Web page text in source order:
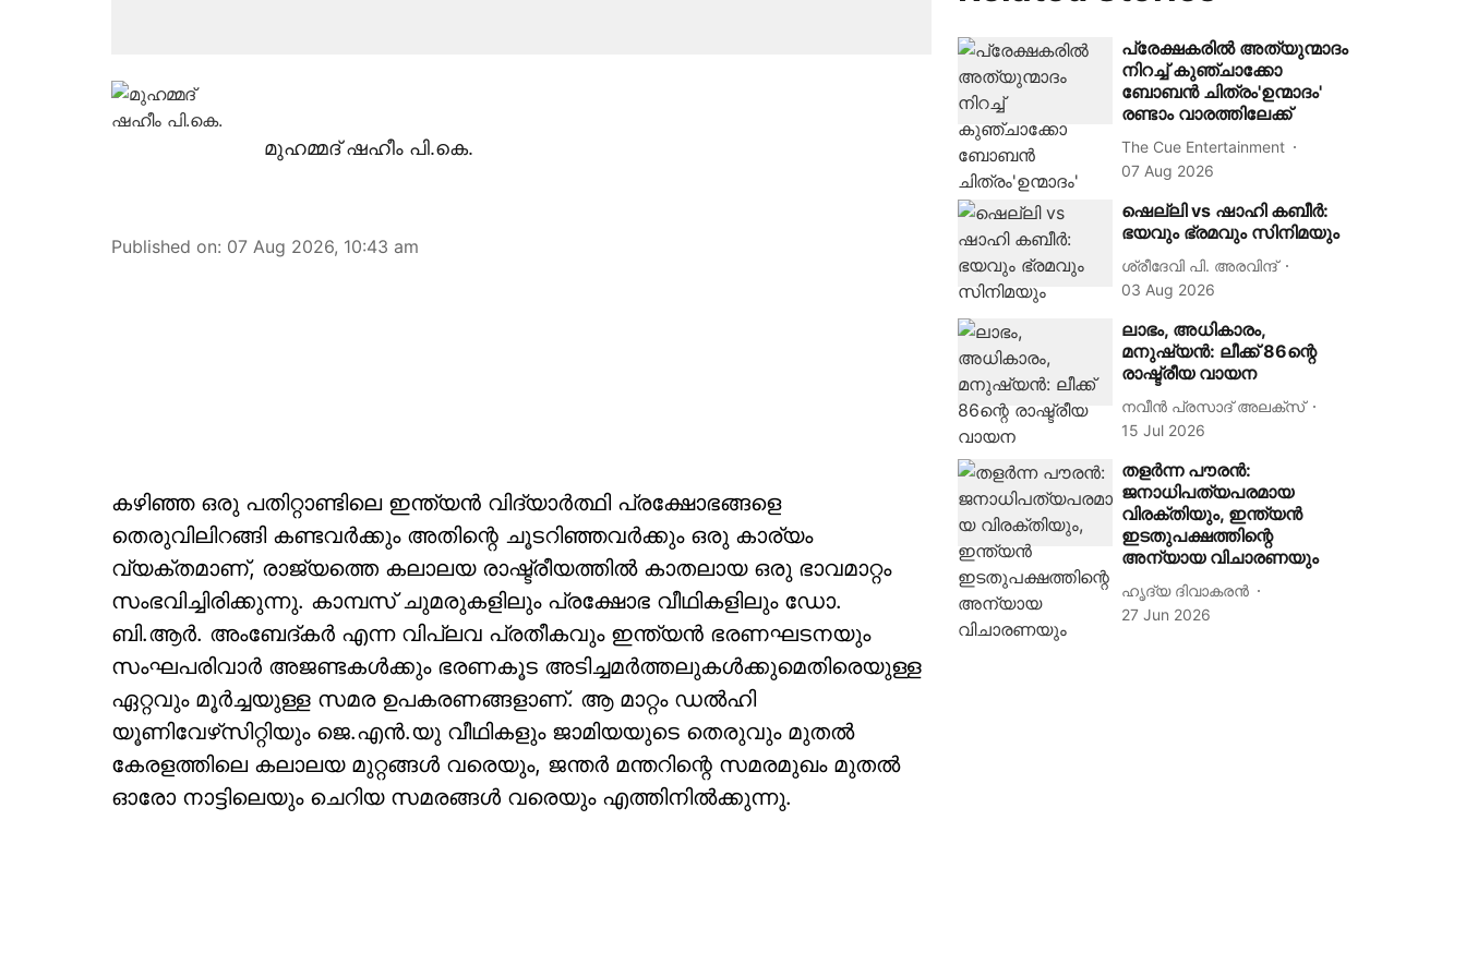
മുഹമ്മദ് ഷഹീം പി.കെ.
Published on: 07 Aug 2026, 10:43 am
കഴിഞ്ഞ ഒരു പതിറ്റാണ്ടിലെ ഇന്ത്യൻ വിദ്യാർത്ഥി പ്രക്ഷോഭങ്ങളെ
തെരുവിലിറങ്ങി കണ്ടവർക്കും അതിന്റെ ചൂടറിഞ്ഞവർക്കും ഒരു കാര്യം
വ്യക്തമാണ്, രാജ്യത്തെ കലാലയ രാഷ്ട്രീയത്തിൽ കാതലായ ഒരു ഭാവമാറ്റം
സംഭവിച്ചിരിക്കുന്നു. കാമ്പസ് ചുമരുകളിലും പ്രക്ഷോഭ വീഥികളിലും ഡോ.
ബി.ആർ. അംബേദ്കർ എന്ന വിപ്ലവ പ്രതീകവും ഇന്ത്യൻ ഭരണഘടനയും
സംഘപരിവാർ അജണ്ടകൾക്കും ഭരണകൂട അടിച്ചമർത്തലുകൾക്കുമെതിരെയുള്ള
ഏറ്റവും മൂർച്ചയുള്ള സമര ഉപകരണങ്ങളാണ്. ആ മാറ്റം ഡൽഹി
യൂണിവേഴ്‌സിറ്റിയും ജെ.എൻ.യു വീഥികളും ജാമിയയുടെ തെരുവും മുതൽ
കേരളത്തിലെ കലാലയ മുറ്റങ്ങൾ വരെയും, ജന്തർ മന്തറിന്റെ സമരമുഖം മുതൽ
ഓരോ നാട്ടിലെയും ചെറിയ സമരങ്ങൾ വരെയും എത്തിനിൽക്കുന്നു.
പ്രേക്ഷകരിൽ അത്യുന്മാദം
നിറച്ച് കുഞ്ചാക്കോ
ബോബൻ ചിത്രം'ഉന്മാദം'
രണ്ടാം വാരത്തിലേക്ക്
The Cue Entertainment
07 Aug 2026
ഷെല്ലി vs ഷാഹി കബീര്‍:
ഭയവും ഭ്രമവും സിനിമയും
ശ്രീദേവി പി. അരവിന്ദ്
03 Aug 2026
ലാഭം, അധികാരം,
മനുഷ്യൻ: ലീക്ക് 86ന്റെ
രാഷ്ട്രീയ വായന
നവീൻ പ്രസാദ് അലക്സ്‌
15 Jul 2026
തളര്‍ന്ന പൗരന്‍:
ജനാധിപത്യപരമായ
വിരക്തിയും, ഇന്ത്യന്‍
ഇടതുപക്ഷത്തിന്റെ
അന്യായ വിചാരണയും
ഹൃദ്യ ദിവാകരൻ
27 Jun 2026